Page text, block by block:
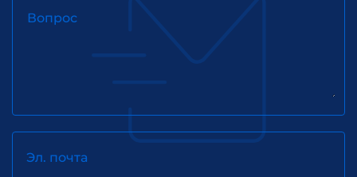
Вопрос
Эл. почта